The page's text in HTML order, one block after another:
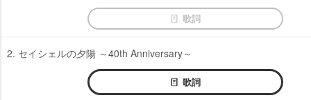
歌詞
2. セイシェルの夕陽 ～40th Anniversary～
歌詞